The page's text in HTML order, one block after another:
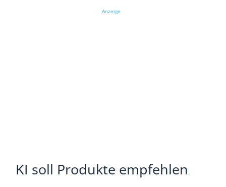
Anzeige
KI soll Produkte empfehlen